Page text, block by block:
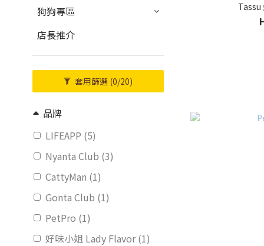
狗狗專區
店長推介
套用篩選 (0/20)
品牌
LIFEAPP (5)
Nyanta Club (3)
CattyMan (1)
Gonta Club (1)
PetPro (1)
好味小姐 Lady Flavor (1)
Tassu